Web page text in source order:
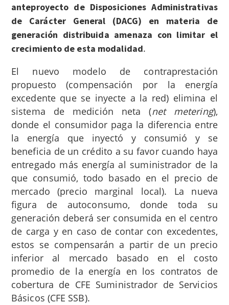
anteproyecto de Disposiciones Administrativas
de Carácter General (DACG) en materia de
generación distribuida amenaza con limitar el
crecimiento de esta modalidad.
El nuevo modelo de contraprestación
propuesto (compensación por la energía
excedente que se inyecte a la red) elimina el
sistema de medición neta (net metering),
donde el consumidor paga la diferencia entre
la energía que inyectó y consumió y se
beneficia de un crédito a su favor cuando haya
entregado más energía al suministrador de la
que consumió, todo basado en el precio de
mercado (precio marginal local). La nueva
figura de autoconsumo, donde toda su
generación deberá ser consumida en el centro
de carga y en caso de contar con excedentes,
estos se compensarán a partir de un precio
inferior al mercado basado en el costo
promedio de la energía en los contratos de
cobertura de CFE Suministrador de Servicios
Básicos (CFE SSB).